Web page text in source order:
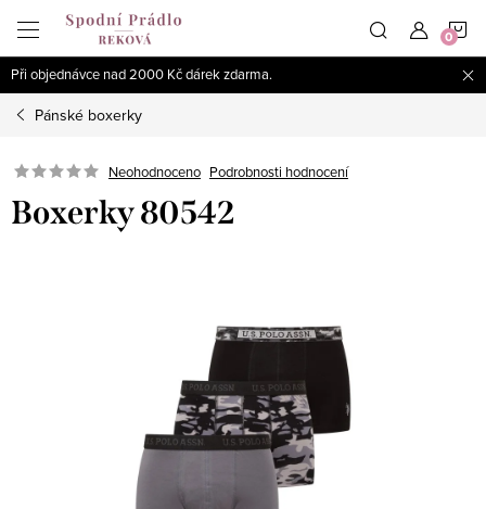
obsah
Při objednávce nad 2000 Kč dárek zdarma.
Pánské boxerky
Neohodnoceno Podrobnosti hodnocení
Boxerky 80542